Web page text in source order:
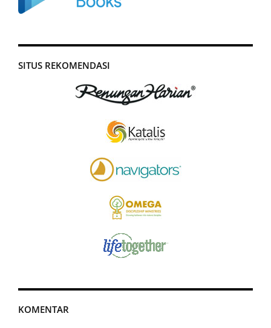
SITUS REKOMENDASI
KOMENTAR